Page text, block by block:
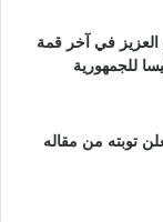
في آخر قمة
للجمهورية
توبته من مقاله